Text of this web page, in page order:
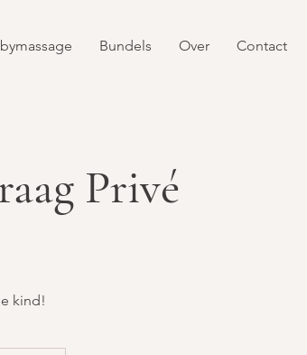
Bundels Over Contact
Privé
kind!